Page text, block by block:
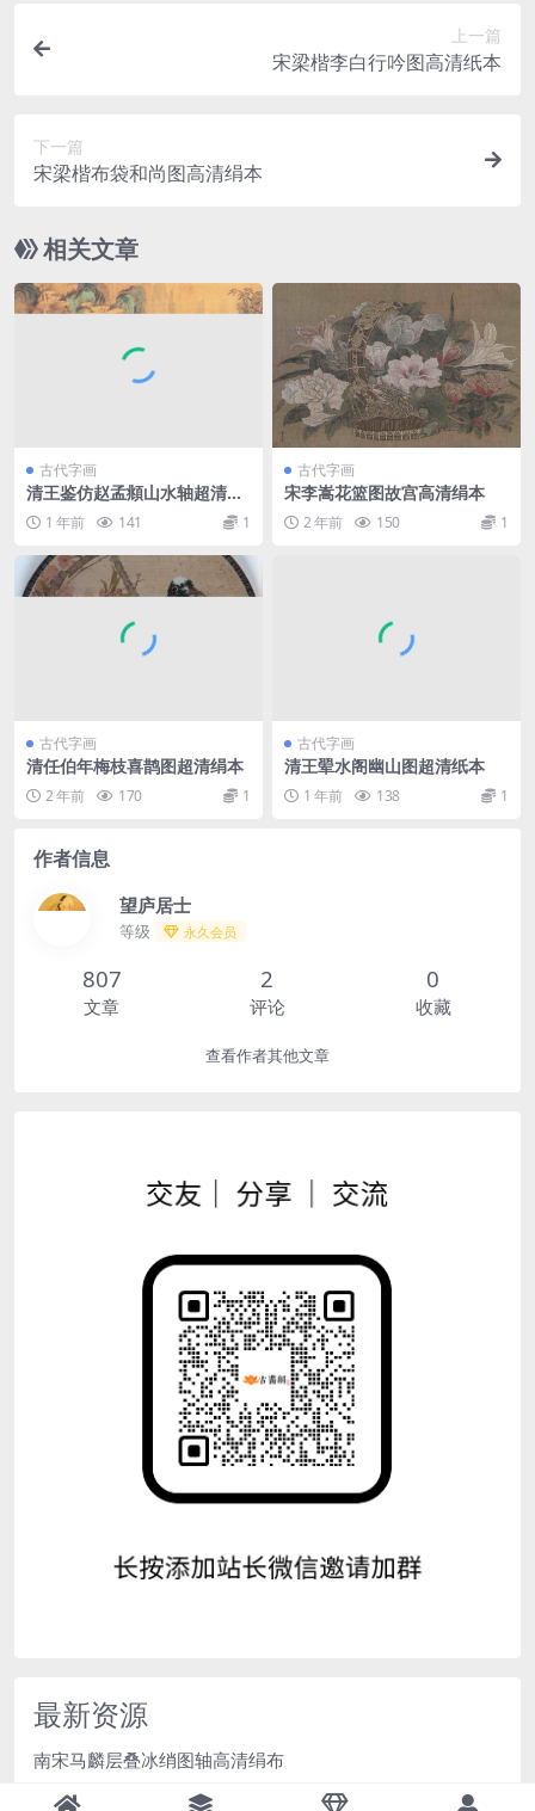
上一篇
宋梁楷李白行吟图高清纸本
下一篇
宋梁楷布袋和尚图高清绢本
相关文章
古代字画
清王鉴仿赵孟頫山水轴超清绢
本 1 年前 141 1
古代字画
宋李嵩花篮图故宫高清绢本
2 年前 150 1
古代字画
清任伯年梅枝喜鹊图超清绢本
2 年前 170 1
古代字画
清王翚水阁幽山图超清纸本
1 年前 138 1
作者信息
望庐居士
等级 永久会员
807
文章
2
评论
0
收藏
查看作者其他文章
最新资源
南宋马麟层叠冰绡图轴高清绢布
清金农梅花图轴超清纸本